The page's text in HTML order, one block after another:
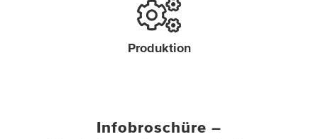
Produktion
Infobroschüre –